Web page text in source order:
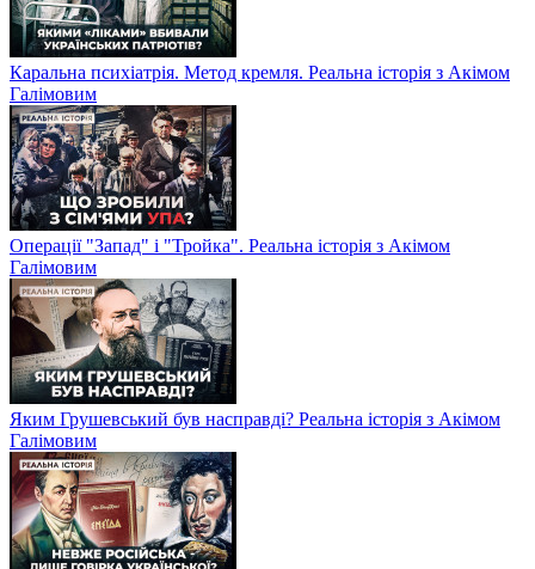
Каральна психіатрія. Метод кремля. Реальна історія з Акімом
Галімовим
Операції "Запад" і "Тройка". Реальна історія з Акімом
Галімовим
Яким Грушевський був насправді? Реальна історія з Акімом
Галімовим